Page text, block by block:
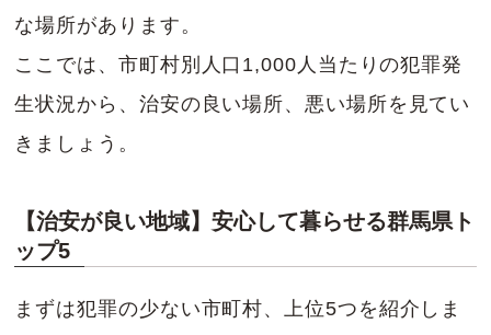
な場所があります。
ここでは、市町村別人口1,000人当たりの犯罪発
生状況から、治安の良い場所、悪い場所を見てい
きましょう。
【治安が良い地域】安心して暮らせる群馬県ト
ップ5
まずは犯罪の少ない市町村、上位5つを紹介しま